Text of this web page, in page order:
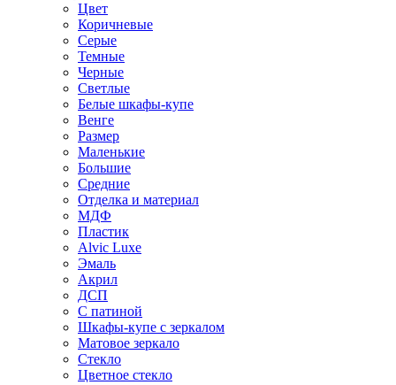
Цвет
Коричневые
Серые
Темные
Черные
Светлые
Белые шкафы-купе
Венге
Размер
Маленькие
Большие
Средние
Отделка и материал
МДФ
Пластик
Alvic Luxe
Эмаль
Акрил
ДСП
С патиной
Шкафы-купе с зеркалом
Матовое зеркало
Стекло
Цветное стекло